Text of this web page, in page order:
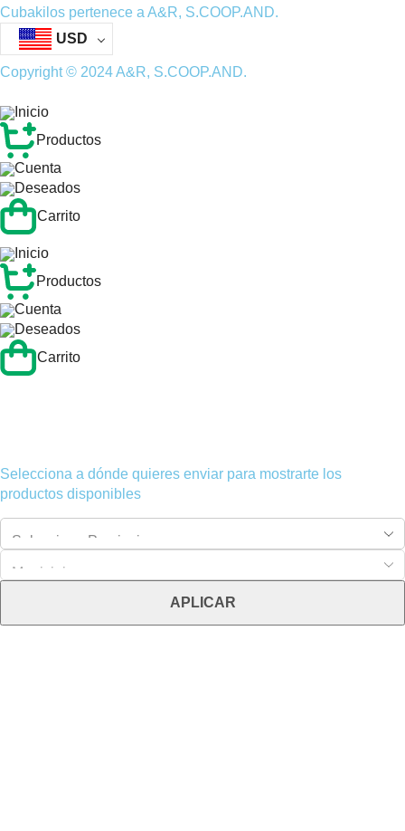
Cubakilos pertenece a A&R, S.COOP.AND.
USD
Copyright © 2024 A&R, S.COOP.AND.
Inicio
Productos
Cuenta
Deseados
Carrito
Inicio
Productos
Cuenta
Deseados
Carrito
Selecciona a dónde quieres enviar para mostrarte los
productos disponibles
APLICAR